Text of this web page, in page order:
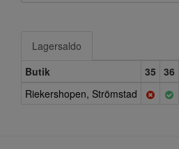
Lagersaldo
Butik
35 36
Riekershopen, Strömstad